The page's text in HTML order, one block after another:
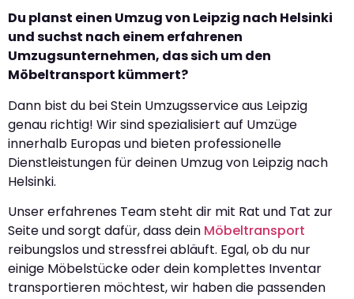
Du planst einen Umzug von Leipzig nach Helsinki
und suchst nach einem erfahrenen
Umzugsunternehmen, das sich um den
Möbeltransport kümmert?
Dann bist du bei Stein Umzugsservice aus Leipzig
genau richtig! Wir sind spezialisiert auf Umzüge
innerhalb Europas und bieten professionelle
Dienstleistungen für deinen Umzug von Leipzig nach
Helsinki.
Unser erfahrenes Team steht dir mit Rat und Tat zur
Seite und sorgt dafür, dass dein Möbeltransport
reibungslos und stressfrei abläuft. Egal, ob du nur
einige Möbelstücke oder dein komplettes Inventar
transportieren möchtest, wir haben die passenden